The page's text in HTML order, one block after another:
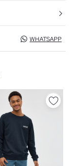
WHATSAPP